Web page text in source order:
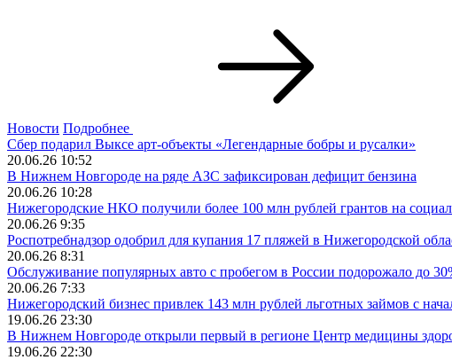
Новости Подробнее
Сбер подарил Выксе арт-объекты «Легендарные бобры и русалки»
20.06.26 10:52
В Нижнем Новгороде на ряде АЗС зафиксирован дефицит бензина
20.06.26 10:28
Нижегородские НКО получили более 100 млн рублей грантов на
20.06.26 9:35
Роспотребнадзор одобрил для купания 17 пляжей в Нижегородской
20.06.26 8:31
Обслуживание популярных авто с пробегом в России подорожало до
20.06.26 7:33
Нижегородский бизнес привлек 143 млн рублей льготных займов с
19.06.26 23:30
В Нижнем Новгороде открыли первый в регионе Центр медицины
19.06.26 22:30